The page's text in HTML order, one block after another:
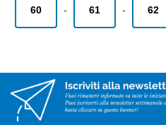
60 - 61 - 62